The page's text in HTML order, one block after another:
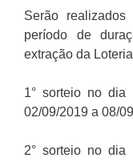
Serão
período de
extração da
1° sorteio no dia
02/09/2019 a 08/
2° sorteio no dia